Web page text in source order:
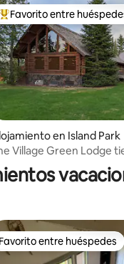
4.92 de 5, 119
Favorito entre huéspedes
Favorito entre
en Island Park
Village Green Lodge
27 personas
Favorito entre huéspedes
Favorito entre huéspedes